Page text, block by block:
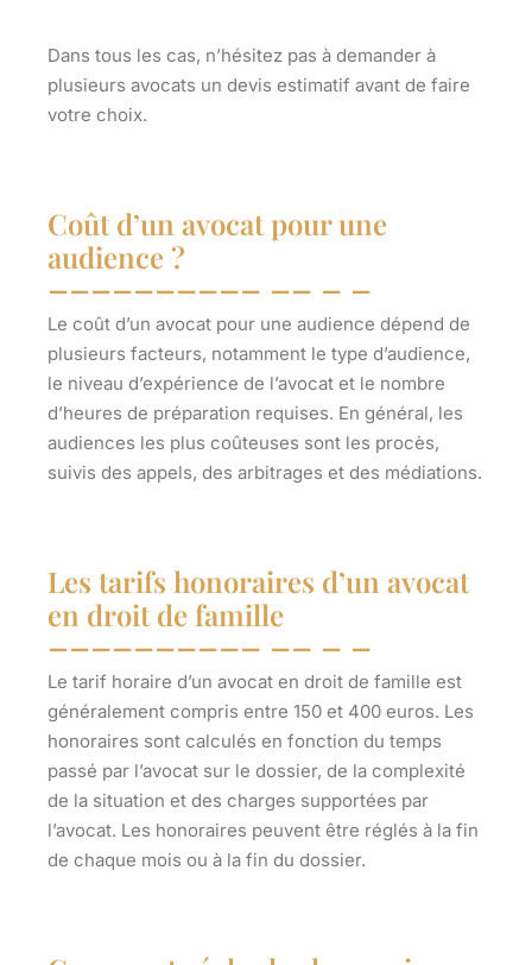
Dans tous les cas, n’hésitez pas à demander à
plusieurs avocats un devis estimatif avant de faire
votre choix.
Coût d’un avocat pour une
audience ?
Le coût d’un avocat pour une audience dépend de
plusieurs facteurs, notamment le type d’audience,
le niveau d’expérience de l’avocat et le nombre
d’heures de préparation requises. En général, les
audiences les plus coûteuses sont les procès,
suivis des appels, des arbitrages et des médiations.
Les tarifs honoraires d’un avocat
en droit de famille
Le tarif horaire d’un avocat en droit de famille est
généralement compris entre 150 et 400 euros. Les
honoraires sont calculés en fonction du temps
passé par l’avocat sur le dossier, de la complexité
de la situation et des charges supportées par
l’avocat. Les honoraires peuvent être réglés à la fin
de chaque mois ou à la fin du dossier.